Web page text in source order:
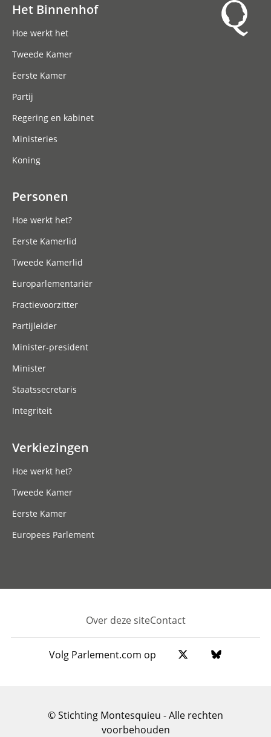
Het Binnenhof
Hoe werkt het
Tweede Kamer
Eerste Kamer
Partij
Regering en kabinet
Ministeries
Koning
Personen
Hoe werkt het?
Eerste Kamerlid
Tweede Kamerlid
Europarlementariër
Fractievoorzitter
Partijleider
Minister-president
Minister
Staatssecretaris
Integriteit
Verkiezingen
Hoe werkt het?
Tweede Kamer
Eerste Kamer
Europees Parlement
Footer
Over deze siteContact
Volg Parlement.com op
© Stichting Montesquieu - Alle rechten
voorbehouden